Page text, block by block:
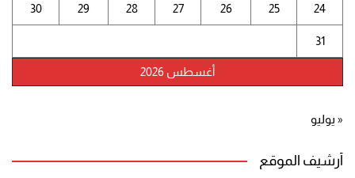
أغسطس 2026
24
25
26
27
28
29
30
31
« يوليو
أرشيف الموقع